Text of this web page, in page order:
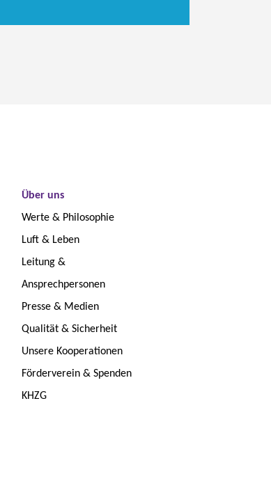
Über uns
Werte & Philosophie
Luft & Leben
Leitung &
Ansprechpersonen
Presse & Medien
Qualität & Sicherheit
Unsere Kooperationen
Förderverein & Spenden
KHZG